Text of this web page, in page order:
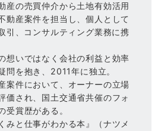
産の売買仲介から土地有効活用
動産案件を担当し、個人として
引、コンサルティング業務に携
想いではなく会社の利益と効率
問を抱き、2011年に独立。
案件において、オーナーの立場
価され、国土交通省共催のフォ
受賞歴がある。
みと仕事がわかる本』（ナツメ